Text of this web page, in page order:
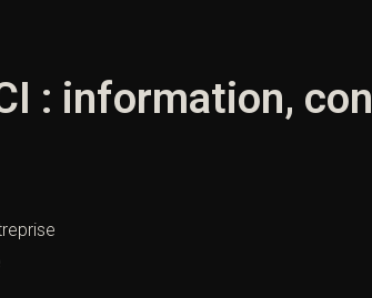
: information,